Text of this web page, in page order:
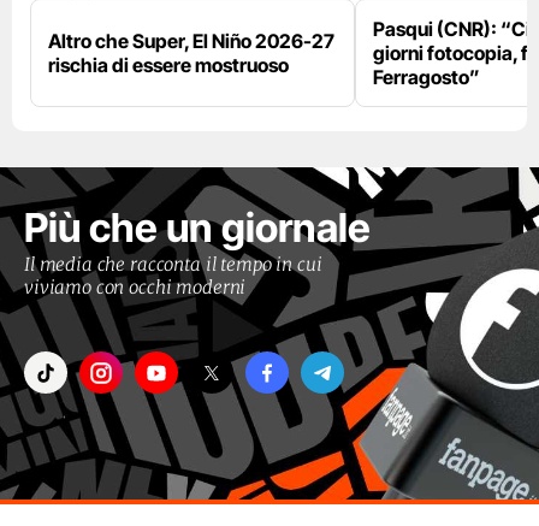
Altro che Super, El Niño 2026-27
rischia di essere mostruoso
Pasqui (CNR):
giorni fotocopia,
Ferragosto”
Più che un giornale
Il media che racconta il tempo in cui
viviamo con occhi moderni